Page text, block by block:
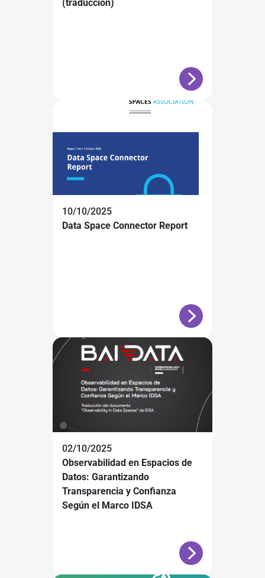
(traducción)
10/10/2025
Data Space Connector Report
02/10/2025
Observabilidad en Espacios de
Datos: Garantizando
Transparencia y Confianza
Según el Marco IDSA